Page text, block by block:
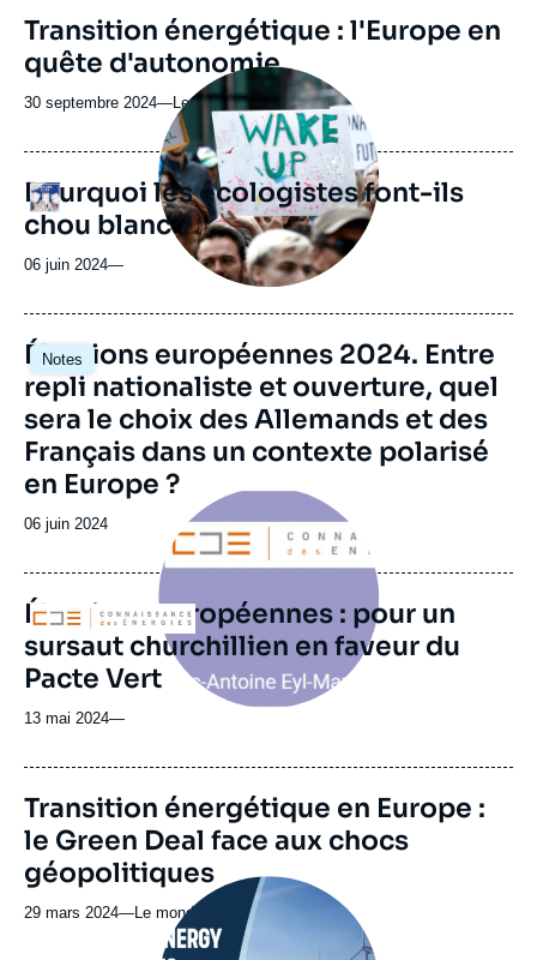
ou
émission
URL
de
Spotify
Transition énergétique : l'Europe en
quête d'autonomie
30 septembre 2024—Nom
du
journal,
revue
ou
émission
Le monde selon l'Ifri
Logo
Image
principale
médiatique
Pourquoi les écologistes font-ils
chou blanc ?
06 juin 2024—
Notes
Image
principale
Élections européennes 2024. Entre
repli nationaliste et ouverture, quel
sera le choix des Allemands et des
Français dans un contexte polarisé
en Europe ?
Date
publication
06 juin 2024
Logo
Image
principale
médiatique
Élections européennes : pour un
sursaut churchillien en faveur du
Pacte Vert
13 mai 2024—
URL
de
Spotify
Transition énergétique en Europe :
le Green Deal face aux chocs
géopolitiques
29 mars 2024—Nom
Le monde selon l'Ifri
Image
principale
médiatique